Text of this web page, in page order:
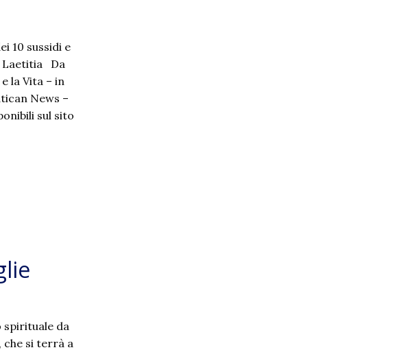
10 sussidi e
Laetitia Da
la Vita – in
News –
sul sito
spirituale da
che si terrà a